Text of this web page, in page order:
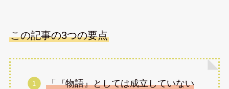
この記事の3つの要点
「『物語』としては成立していない